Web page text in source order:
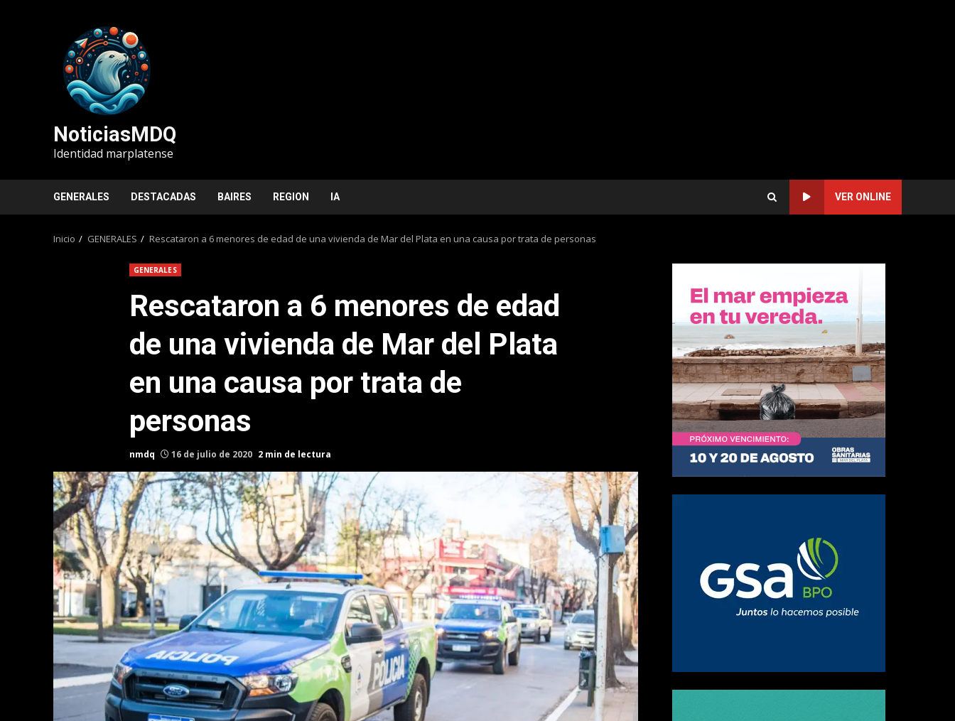
NoticiasMDQ
Identidad marplatense
GENERALES DESTACADAS BAIRES REGION IA VER ONLINE
Inicio GENERALES Rescataron a 6 menores de edad de una vivienda de Mar del Plata en una causa por trata de personas
GENERALES
Rescataron a 6 menores de edad
de una vivienda de Mar del Plata
en una causa por trata de
personas
nmdq 16 de julio de 2020 2 min de lectura